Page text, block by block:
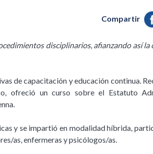
Compartir
disciplinarios, afianzando así la
de capacitación y educación continua.
ofreció un curso sobre el Estatuto
y se impartió en modalidad híbrida,
as, enfermeras y psicólogos/as.